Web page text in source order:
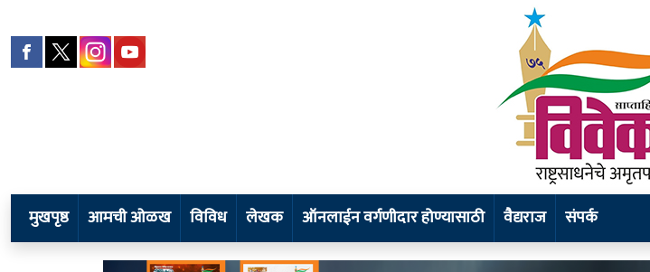
मुखपृष्ठ आमची ओळख विविध लेखक ऑनलाईन वर्गणीदार होण्यासाठी वैद्यराज संपर्क